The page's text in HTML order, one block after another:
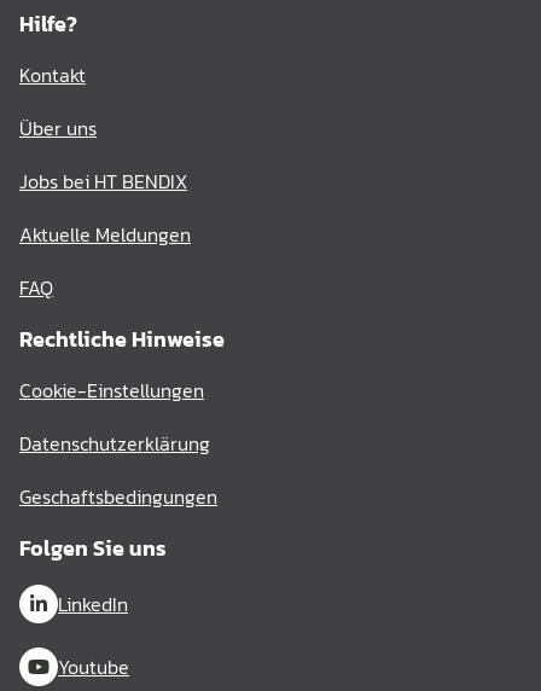
Hilfe?
Kontakt
Über uns
Jobs bei HT BENDIX
Aktuelle Meldungen
FAQ
Rechtliche Hinweise
Cookie-Einstellungen
Datenschutzerklärung
Geschaftsbedingungen
Folgen Sie uns
LinkedIn
Youtube